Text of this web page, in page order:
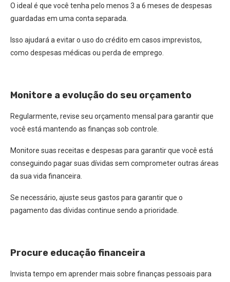
O ideal é que você tenha pelo menos 3 a 6 meses de despesas
guardadas em uma conta separada.
Isso ajudará a evitar o uso do crédito em casos imprevistos,
como despesas médicas ou perda de emprego.
Monitore a evolução do seu orçamento
Regularmente, revise seu orçamento mensal para garantir que
você está mantendo as finanças sob controle.
Monitore suas receitas e despesas para garantir que você está
conseguindo pagar suas dívidas sem comprometer outras áreas
da sua vida financeira.
Se necessário, ajuste seus gastos para garantir que o
pagamento das dívidas continue sendo a prioridade.
Procure educação financeira
Invista tempo em aprender mais sobre finanças pessoais para